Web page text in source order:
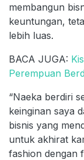
membangun
keuntungan,
lebih luas.
BACA JUGA:
Perempuan
“Naeka berdiri
keinginan saya
bisnis yang
untuk akhirat
fashion dengan